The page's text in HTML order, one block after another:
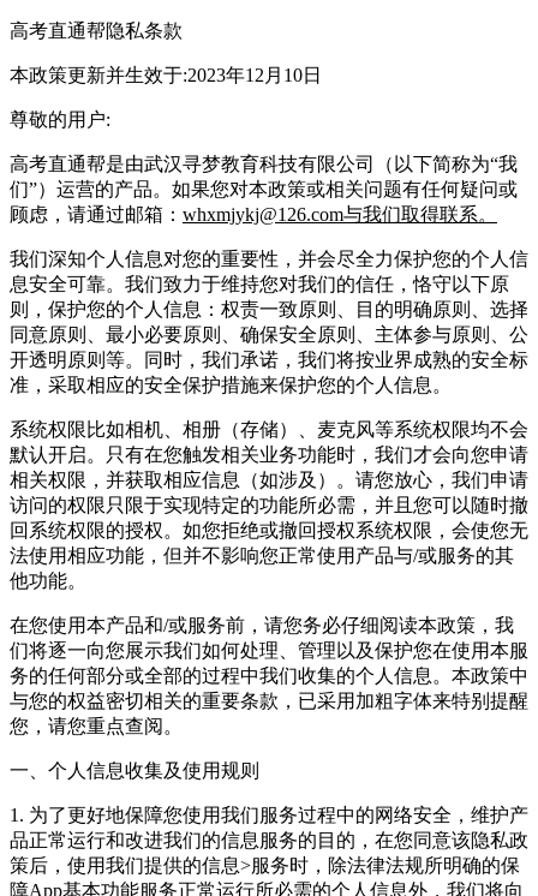
高考直通帮隐私条款
本政策更新并生效于:2023年12月10日
尊敬的用户:
高考直通帮是由武汉寻梦教育科技有限公司（以下简称为“我
们”）运营的产品。如果您对本政策或相关问题有任何疑问或
顾虑，请通过邮箱： whxmjykj@126.com与我们取得联系。
我们深知个人信息对您的重要性，并会尽全力保护您的个人信
息安全可靠。我们致力于维持您对我们的信任，恪守以下原
则，保护您的个人信息：权责一致原则、目的明确原则、选择
同意原则、最小必要原则、确保安全原则、主体参与原则、公
开透明原则等。同时，我们承诺，我们将按业界成熟的安全标
准，采取相应的安全保护措施来保护您的个人信息。
系统权限比如相机、相册（存储）、麦克风等系统权限均不会
默认开启。只有在您触发相关业务功能时，我们才会向您申请
相关权限，并获取相应信息（如涉及）。请您放心，我们申请
访问的权限只限于实现特定的功能所必需，并且您可以随时撤
回系统权限的授权。如您拒绝或撤回授权系统权限，会使您无
法使用相应功能，但并不影响您正常使用产品与/或服务的其
他功能。
在您使用本产品和/或服务前，请您务必仔细阅读本政策，我
们将逐一向您展示我们如何处理、管理以及保护您在使用本服
务的任何部分或全部的过程中我们收集的个人信息。本政策中
与您的权益密切相关的重要条款，已采用加粗字体来特别提醒
您，请您重点查阅。
一、个人信息收集及使用规则
1. 为了更好地保障您使用我们服务过程中的网络安全，维护产
品正常运行和改进我们的信息服务的目的，在您同意该隐私政
策后，使用我们提供的信息>服务时，除法律法规所明确的保
障App基本功能服务正常运行所必需的个人信息外，我们将向